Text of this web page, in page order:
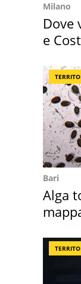
Milano
Dove
e
Bari
Alga